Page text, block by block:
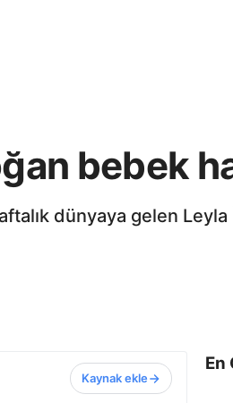
bebek
dünyaya gelen
Kaynak ekle
En